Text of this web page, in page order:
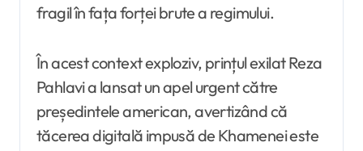
fragil în fața forței brute a regimului.
În acest context exploziv, prințul exilat Reza
Pahlavi a lansat un apel urgent către
președintele american, avertizând că
tăcerea digitală impusă de Khamenei este